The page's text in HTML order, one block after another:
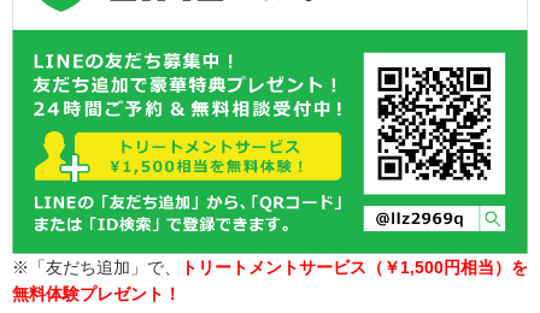
※「友だち追加」で、
トリートメントサービス（￥1,500円相当）を
無料体験プレゼント！